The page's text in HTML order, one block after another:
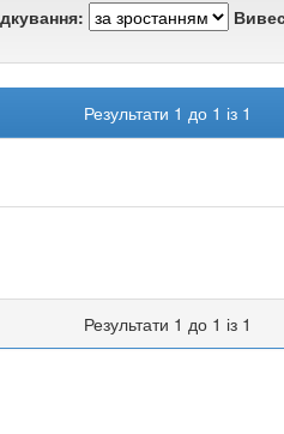
Результати 1 до 1 із 1
Результати 1 до 1 із 1